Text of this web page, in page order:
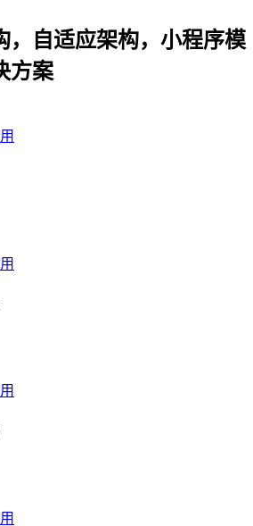
，自适应架构，小程序模
方案